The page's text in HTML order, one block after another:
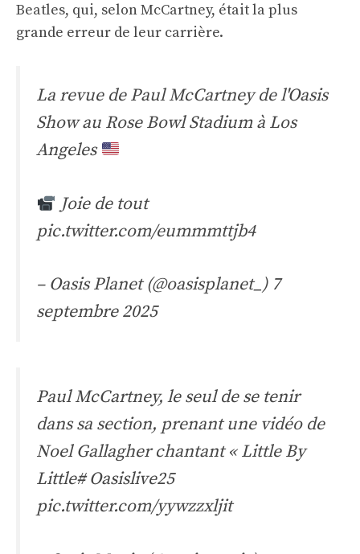
Beatles, qui, selon McCartney, était la plus
grande erreur de leur carrière.
La revue de Paul McCartney de l'Oasis
Show au Rose Bowl Stadium à Los
Angeles
Joie de tout
pic.twitter.com/eummmttjb4
– Oasis Planet (@oasisplanet_) 7
septembre 2025
Paul McCartney, le seul de se tenir
dans sa section, prenant une vidéo de
Noel Gallagher chantant « Little By
Little# Oasislive25
pic.twitter.com/yywzzxljit